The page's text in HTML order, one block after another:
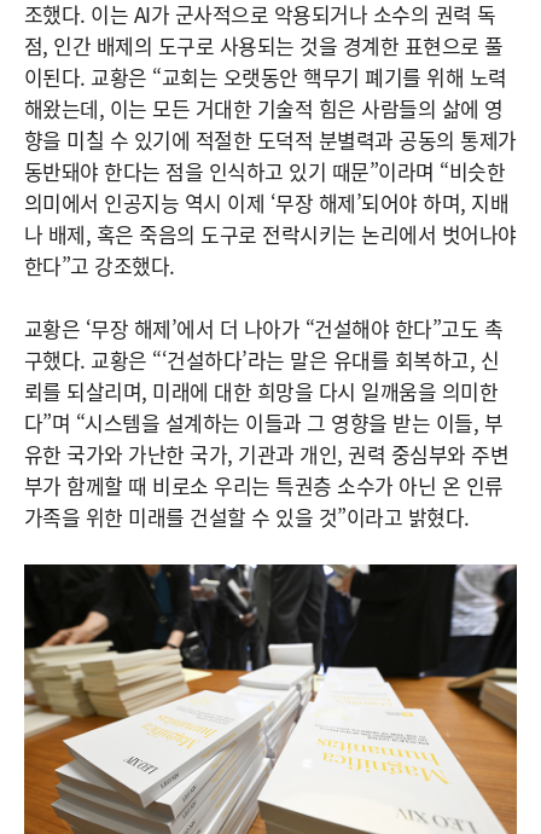
조했다. 이는 AI가 군사적으로 악용되거나 소수의 권력 독
점, 인간 배제의 도구로 사용되는 것을 경계한 표현으로 풀
이된다. 교황은 “교회는 오랫동안 핵무기 폐기를 위해 노력
해왔는데, 이는 모든 거대한 기술적 힘은 사람들의 삶에 영
향을 미칠 수 있기에 적절한 도덕적 분별력과 공동의 통제가
동반돼야 한다는 점을 인식하고 있기 때문”이라며 “비슷한
의미에서 인공지능 역시 이제 ‘무장 해제’되어야 하며, 지배
나 배제, 혹은 죽음의 도구로 전락시키는 논리에서 벗어나야
한다”고 강조했다.
교황은 ‘무장 해제’에서 더 나아가 “건설해야 한다”고도 촉
구했다. 교황은 “‘건설하다’라는 말은 유대를 회복하고, 신
뢰를 되살리며, 미래에 대한 희망을 다시 일깨움을 의미한
다”며 “시스템을 설계하는 이들과 그 영향을 받는 이들, 부
유한 국가와 가난한 국가, 기관과 개인, 권력 중심부와 주변
부가 함께할 때 비로소 우리는 특권층 소수가 아닌 온 인류
가족을 위한 미래를 건설할 수 있을 것”이라고 밝혔다.